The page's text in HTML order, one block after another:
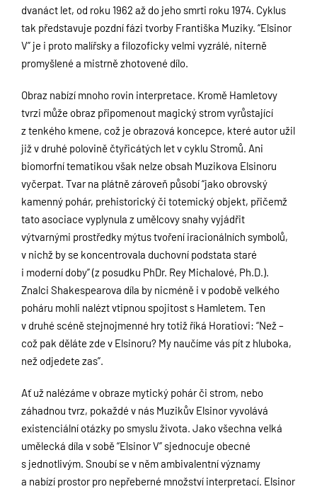
dvanáct let, od roku 1962 až do jeho smrti roku 1974. Cyklus
tak představuje pozdní fázi tvorby Františka Muziky. “Elsinor
V” je i proto malířsky a filozoficky velmi vyzrálé, niterně
promyšlené a mistrně zhotovené dílo.
Obraz nabízí mnoho rovin interpretace. Kromě Hamletovy
tvrzi může obraz připomenout magický strom vyrůstající
z tenkého kmene, což je obrazová koncepce, které autor užil
již v druhé polovině čtyřicátých let v cyklu Stromů. Ani
biomorfní tematikou však nelze obsah Muzikova Elsinoru
vyčerpat. Tvar na plátně zároveň působí “jako obrovský
kamenný pohár, prehistorický či totemický objekt, přičemž
tato asociace vyplynula z umělcovy snahy vyjádřit
výtvarnými prostředky mýtus tvoření iracionálních symbolů,
v nichž by se koncentrovala duchovní podstata staré
i moderní doby” (z posudku PhDr. Rey Michalové, Ph.D.).
Znalci Shakespearova díla by nicméně i v podobě velkého
poháru mohli nalézt vtipnou spojitost s Hamletem. Ten
v druhé scéně stejnojmenné hry totiž říká Horatiovi: “Než –
což pak děláte zde v Elsinoru? My naučíme vás pít z hluboka,
než odjedete zas”.
Ať už nalézáme v obraze mytický pohár či strom, nebo
záhadnou tvrz, pokaždé v nás Muzikův Elsinor vyvolává
existenciální otázky po smyslu života. Jako všechna velká
umělecká díla v sobě “Elsinor V” sjednocuje obecné
s jednotlivým. Snoubí se v něm ambivalentní významy
a nabízí prostor pro nepřeberné množství interpretací. Elsinor